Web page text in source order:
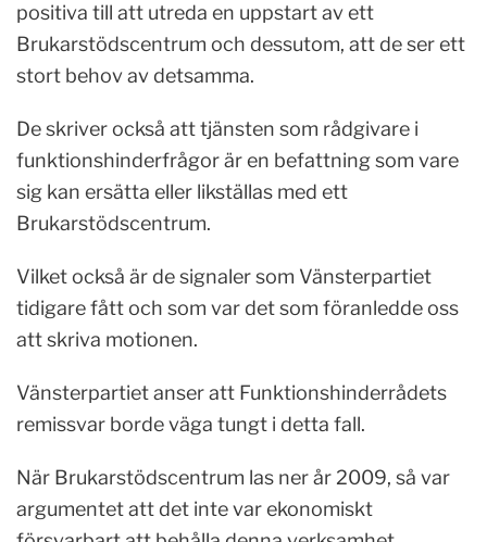
positiva till att utreda en uppstart av ett
Brukarstödscentrum och dessutom, att de ser ett
stort behov av detsamma.
De skriver också att tjänsten som rådgivare i
funktionshinderfrågor är en befattning som vare
sig kan ersätta eller likställas med ett
Brukarstödscentrum.
Vilket också är de signaler som Vänsterpartiet
tidigare fått och som var det som föranledde oss
att skriva motionen.
Vänsterpartiet anser att Funktionshinderrådets
remissvar borde väga tungt i detta fall.
När Brukarstödscentrum las ner år 2009, så var
argumentet att det inte var ekonomiskt